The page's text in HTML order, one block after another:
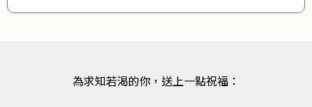
為求知若渴的你，送上一點祝福：